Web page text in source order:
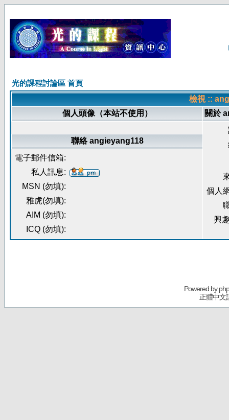
光的課程討論區 首頁
檢視 ::
個人頭像（本站不使用）
關於
個人
興
聯絡 angieyang118
電子郵件信箱:
私人訊息:
MSN (勿填):
雅虎(勿填):
AIM (勿填):
ICQ (勿填):
Powered by
正體中文